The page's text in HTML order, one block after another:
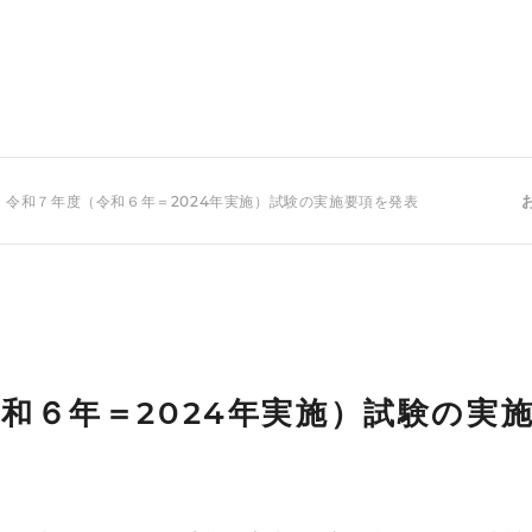
和７年度（令和６年＝2024年実施）試験の実施要項を発表
６年＝2024年実施）試験の実